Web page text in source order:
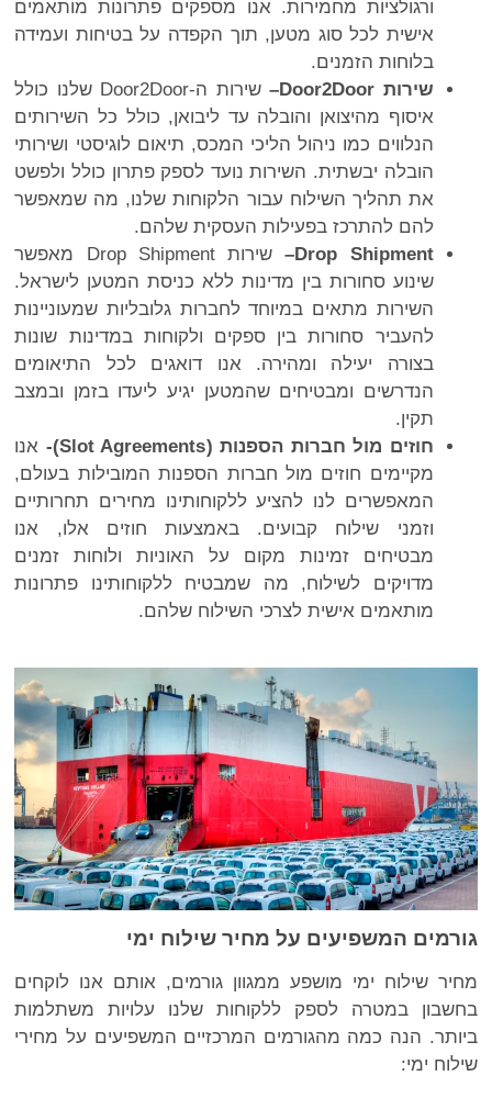
ורגולציות מחמירות. אנו מספקים פתרונות מותאמים
אישית לכל סוג מטען, תוך הקפדה על בטיחות ועמידה
בלוחות הזמנים.
שירות Door2Door
–
שירות ה-Door2Door שלנו כולל
איסוף מהיצואן והובלה עד ליבואן, כולל כל השירותים
הנלווים כמו ניהול הליכי המכס, תיאום לוגיסטי ושירותי
הובלה יבשתית. השירות נועד לספק פתרון כולל ולפשט
את תהליך השילוח עבור הלקוחות שלנו, מה שמאפשר
להם להתרכז בפעילות העסקית שלהם.
Drop Shipment
–
שירות Drop Shipment מאפשר
שינוע סחורות בין מדינות ללא כניסת המטען לישראל.
השירות מתאים במיוחד לחברות גלובליות שמעוניינות
להעביר סחורות בין ספקים ולקוחות במדינות שונות
בצורה יעילה ומהירה. אנו דואגים לכל התיאומים
הנדרשים ומבטיחים שהמטען יגיע ליעדו בזמן ובמצב
תקין.
חוזים מול חברות הספנות (Slot Agreements
)- אנו
מקיימים חוזים מול חברות הספנות המובילות בעולם,
המאפשרים לנו להציע ללקוחותינו מחירים תחרותיים
וזמני שילוח קבועים. באמצעות חוזים אלו, אנו
מבטיחים זמינות מקום על האוניות ולוחות זמנים
מדויקים לשילוח, מה שמבטיח ללקוחותינו פתרונות
מותאמים אישית לצרכי השילוח שלהם.
גורמים המשפיעים על מחיר שילוח ימי
מחיר שילוח ימי מושפע ממגוון גורמים, אותם אנו לוקחים
בחשבון במטרה לספק ללקוחות שלנו עלויות משתלמות
ביותר. הנה כמה מהגורמים המרכזיים המשפיעים על מחירי
שילוח ימי: